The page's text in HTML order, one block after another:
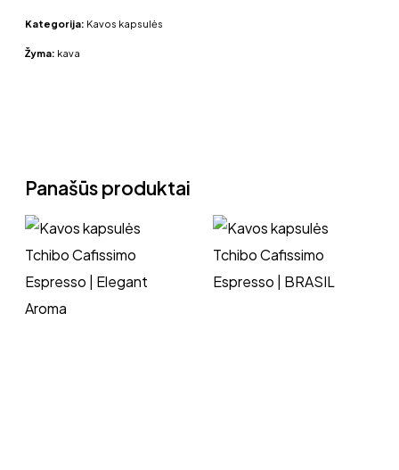
Kategorija: Kavos kapsulės
Žyma: kava
Panašūs produktai